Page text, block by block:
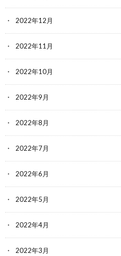
2022年12月
2022年11月
2022年10月
2022年9月
2022年8月
2022年7月
2022年6月
2022年5月
2022年4月
2022年3月